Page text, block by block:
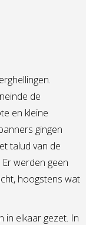
de
en kleine
gingen
talud van de
werden geen
hoogstens wat
in elkaar gezet. In